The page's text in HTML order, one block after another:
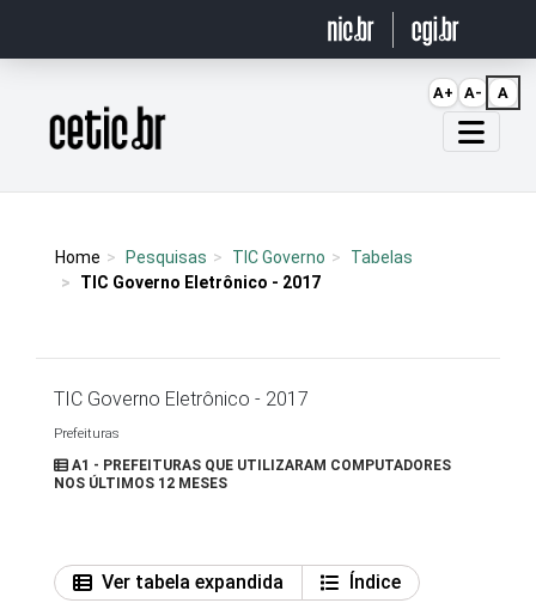
Página inicial
Home Pesquisas TIC Governo
Tabelas
TIC Governo Eletrônico - 2017
TIC Governo Eletrônico - 2017
Prefeituras
A1 - PREFEITURAS QUE UTILIZARAM COMPUTADORES
NOS ÚLTIMOS 12 MESES
Ver tabela expandida
Índice
A+ A- A